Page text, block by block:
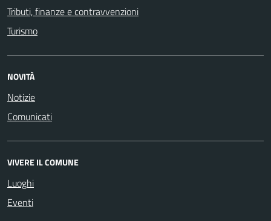
Tributi, finanze e contravvenzioni
Turismo
NOVITÀ
Notizie
Comunicati
VIVERE IL COMUNE
Luoghi
Eventi